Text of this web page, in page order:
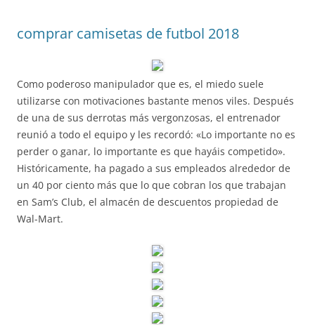
comprar camisetas de futbol 2018
Como poderoso manipulador que es, el miedo suele
utilizarse con motivaciones bastante menos viles. Después
de una de sus derrotas más vergonzosas, el entrenador
reunió a todo el equipo y les recordó: «Lo importante no es
perder o ganar, lo importante es que hayáis competido».
Históricamente, ha pagado a sus empleados alrededor de
un 40 por ciento más que lo que cobran los que trabajan
en Sam’s Club, el almacén de descuentos propiedad de
Wal-Mart.